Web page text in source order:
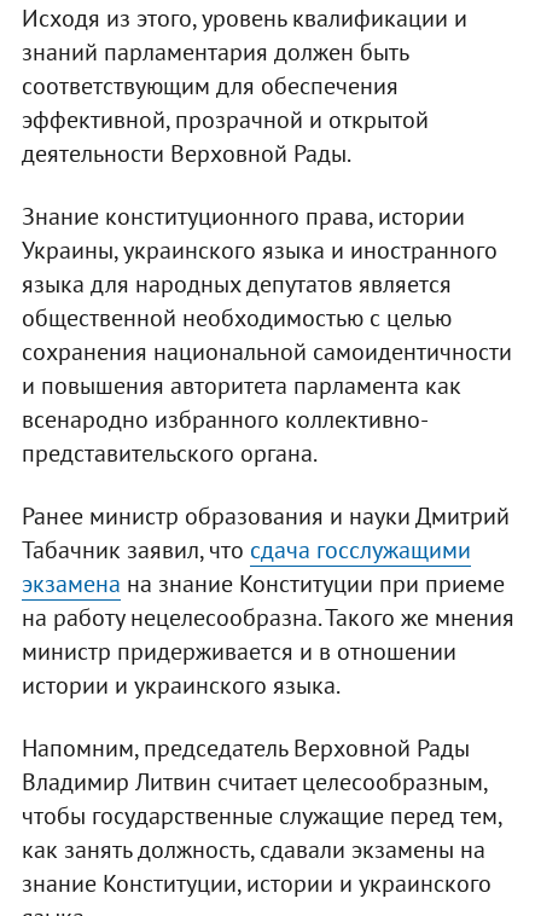
Исходя из этого, уровень квалификации и
знаний парламентария должен быть
соответствующим для обеспечения
эффективной, прозрачной и открытой
деятельности Верховной Рады.
Знание конституционного права, истории
Украины, украинского языка и иностранного
языка для народных депутатов является
общественной необходимостью с целью
сохранения национальной самоидентичности
и повышения авторитета парламента как
всенародно избранного коллективно-
представительского органа.
Ранее министр образования и науки Дмитрий
Табачник заявил, что сдача госслужащими
экзамена на знание Конституции при приеме
на работу нецелесообразна. Такого же мнения
министр придерживается и в отношении
истории и украинского языка.
Напомним, председатель Верховной Рады
Владимир Литвин считает целесообразным,
чтобы государственные служащие перед тем,
как занять должность, сдавали экзамены на
знание Конституции, истории и украинского